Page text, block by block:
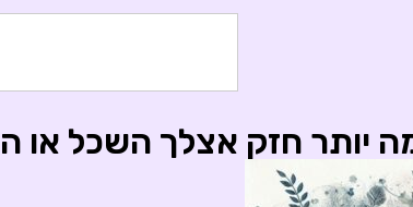
יותר חזק אצלך השכל או